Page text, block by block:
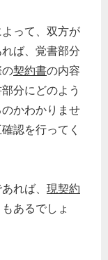
って、双方が
ば、覚書部分
契約書の内容
分にどのよう
かわかりませ
認を行ってく
れば、 現契約
あるでしょ